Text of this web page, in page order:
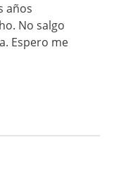
años
No salgo
Espero me